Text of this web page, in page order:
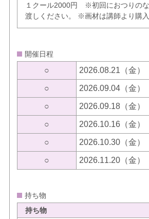
１クール2000円 ※初回におつりの
渡しください。 ※画材は講師より購
開催日程
○ 2026.08.21（金）
○ 2026.09.04（金）
○ 2026.09.18（金）
○ 2026.10.16（金）
○ 2026.10.30（金）
○ 2026.11.20（金）
持ち物
持ち物